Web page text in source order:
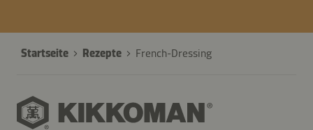
Startseite Rezepte French-Dressing